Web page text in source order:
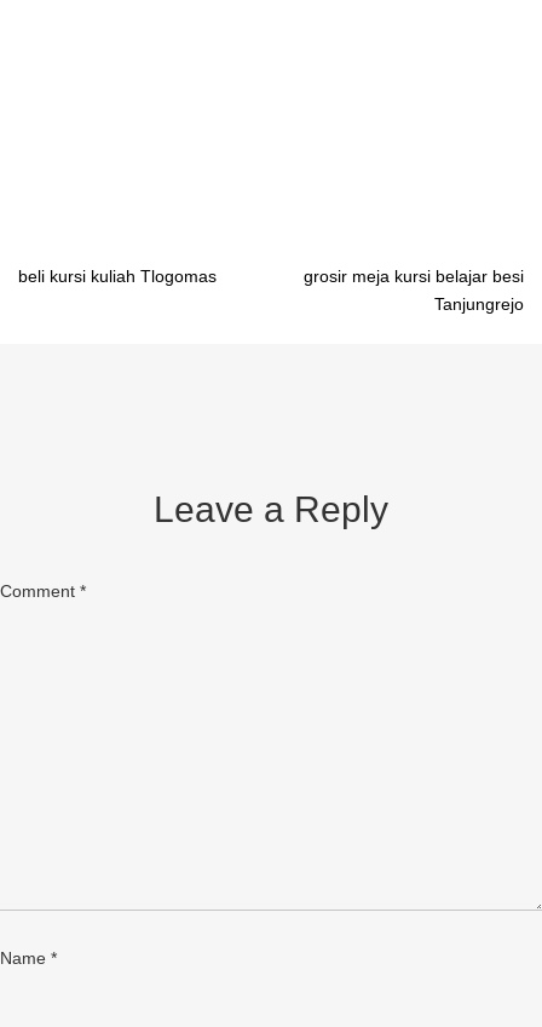
Post
beli kursi kuliah Tlogomas
grosir meja kursi belajar besi
Tanjungrejo
Leave a Reply
Comment *
Name *